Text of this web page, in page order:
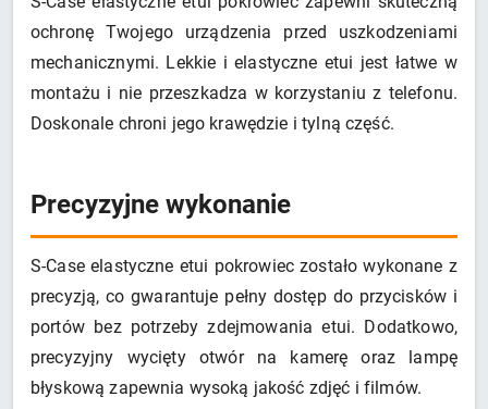
ochronę Twojego urządzenia przed uszkodzeniami
mechanicznymi. Lekkie i elastyczne etui jest łatwe w
montażu i nie przeszkadza w korzystaniu z telefonu.
Doskonale chroni jego krawędzie i tylną część.
Precyzyjne wykonanie
S-Case elastyczne etui pokrowiec zostało wykonane z
precyzją, co gwarantuje pełny dostęp do przycisków i
portów bez potrzeby zdejmowania etui. Dodatkowo,
precyzyjny wycięty otwór na kamerę oraz lampę
błyskową zapewnia wysoką jakość zdjęć i filmów.